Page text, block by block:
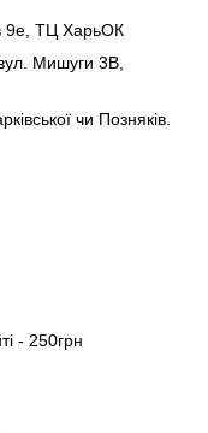
9е, ТЦ ХарьОК
Мишуги 3В,
чи Позняків.
- 250грн